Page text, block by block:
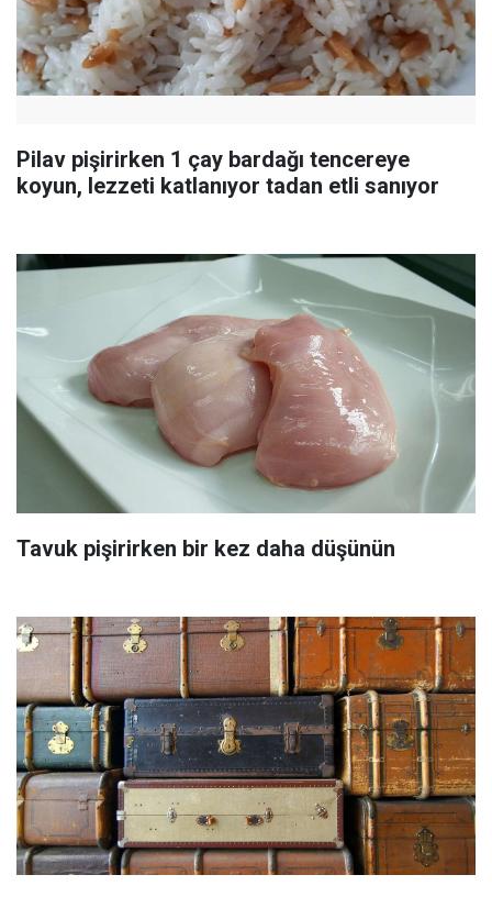
Pilav pişirirken 1 çay bardağı tencereye
koyun, lezzeti katlanıyor tadan etli sanıyor
Tavuk pişirirken bir kez daha düşünün